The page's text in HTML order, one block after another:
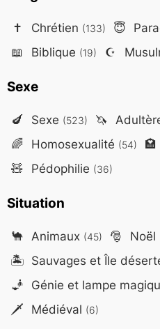
✝️ Chrétien (133) 😇
📖 Biblique (19) ☪️
Sexe
🍆 Sexe (523) 🦄
🌈 Homosexualité (54) 🏩
🧸 Pédophilie (36)
Situation
🐪 Animaux (45) 🎅 Noël
🏝️ Sauvages et Île
🧞 Génie et lampe
🗡️ Médiéval (6)